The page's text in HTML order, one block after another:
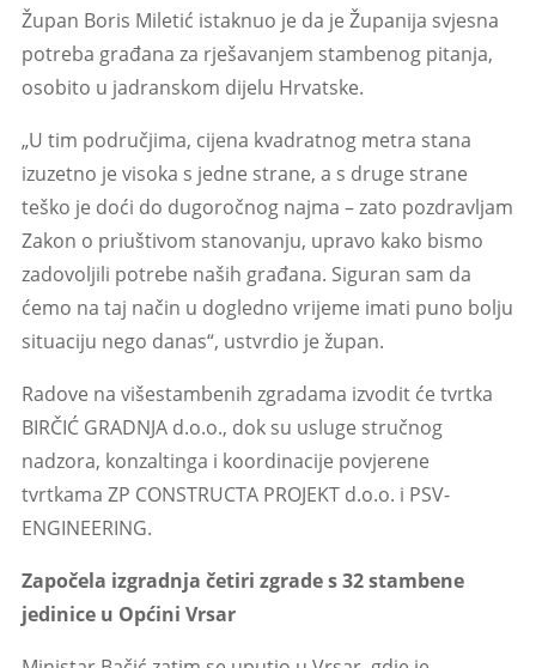
Župan Boris Miletić istaknuo je da je Županija svjesna
potreba građana za rješavanjem stambenog pitanja,
osobito u jadranskom dijelu Hrvatske.
„U tim područjima, cijena kvadratnog metra stana
izuzetno je visoka s jedne strane, a s druge strane
teško je doći do dugoročnog najma – zato pozdravljam
Zakon o priuštivom stanovanju, upravo kako bismo
zadovoljili potrebe naših građana. Siguran sam da
ćemo na taj način u dogledno vrijeme imati puno bolju
situaciju nego danas“, ustvrdio je župan.
Radove na višestambenih zgradama izvodit će tvrtka
BIRČIĆ GRADNJA d.o.o., dok su usluge stručnog
nadzora, konzaltinga i koordinacije povjerene
tvrtkama ZP CONSTRUCTA PROJEKT d.o.o. i PSV-
ENGINEERING.
Započela izgradnja četiri zgrade s 32 stambene
jedinice u Općini Vrsar